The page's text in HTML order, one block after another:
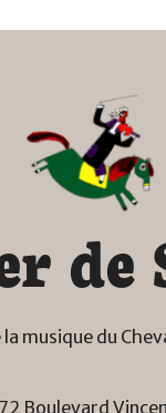
r de
musique du
Boulevard